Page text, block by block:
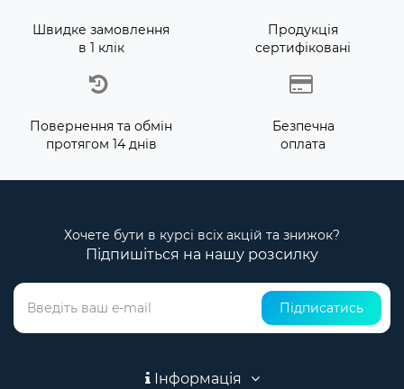
Швидке замовлення
в 1 клік
Продукція
сертифіковані
Повернення та обмін
протягом 14 днів
Безпечна
оплата
Хочете бути в курсі всіх акцій та знижок?
Підпишіться на нашу розсилку
Підписатись
Інформація